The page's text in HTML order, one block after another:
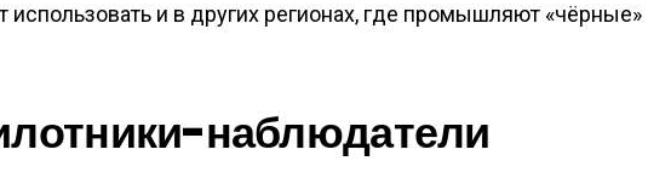
использовать и в других регионах, где промышляют «чёрные»
наблюдатели